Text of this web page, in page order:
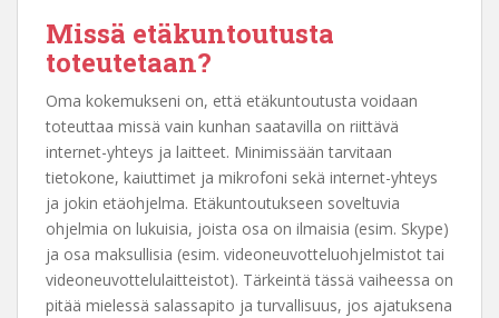
Missä etäkuntoutusta
toteutetaan?
Oma kokemukseni on, että etäkuntoutusta voidaan
toteuttaa missä vain kunhan saatavilla on riittävä
internet-yhteys ja laitteet. Minimissään tarvitaan
tietokone, kaiuttimet ja mikrofoni sekä internet-yhteys
ja jokin etäohjelma. Etäkuntoutukseen soveltuvia
ohjelmia on lukuisia, joista osa on ilmaisia (esim. Skype)
ja osa maksullisia (esim. videoneuvotteluohjelmistot tai
videoneuvottelulaitteistot). Tärkeintä tässä vaiheessa on
pitää mielessä salassapito ja turvallisuus, jos ajatuksena